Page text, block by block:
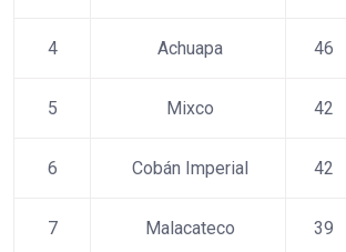
4 Achuapa 46
5 Mixco 42
6 Cobán Imperial 42
7 Malacateco 39